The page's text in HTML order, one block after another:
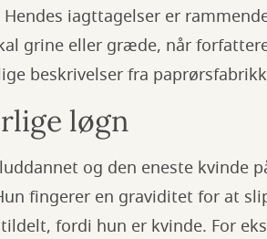
Hendes iagttagelser er
grine eller græde, når
beskrivelser fra
løgn
og den eneste kvinde
fingerer en graviditet for at
fordi hun er kvinde. For